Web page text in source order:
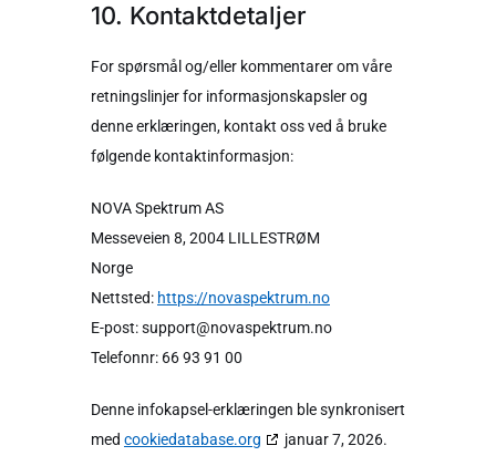
10. Kontaktdetaljer
For spørsmål og/eller kommentarer om våre
retningslinjer for informasjonskapsler og
denne erklæringen, kontakt oss ved å bruke
følgende kontaktinformasjon:
NOVA Spektrum AS
Messeveien 8, 2004 LILLESTRØM
Norge
Nettsted: https://novaspektrum.no
E-post:support@novaspektrum.no
Telefonnr: 66 93 91 00
Denne infokapsel-erklæringen ble synkronisert
med cookiedatabase.org januar 7, 2026.